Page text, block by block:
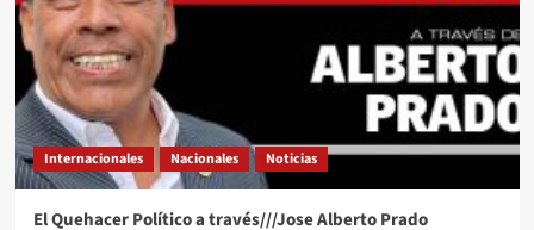
Internacionales Nacionales Noticias
El Quehacer Político a través///Jose Alberto Prado